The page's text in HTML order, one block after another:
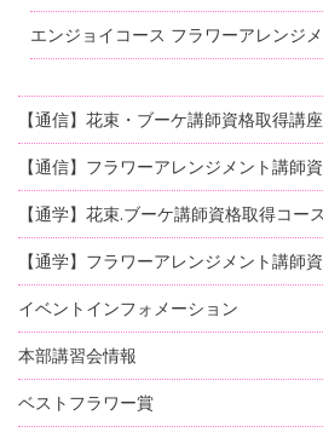
エンジョイコース フラワーアレンジメ
【通信】花束・ブーケ講師資格取得講座
【通信】フラワーアレンジメント講師
【通学】花束.ブーケ講師資格取得コース
【通学】フラワーアレンジメント講師
イベントインフォメーション
本部講習会情報
ベストフラワー賞